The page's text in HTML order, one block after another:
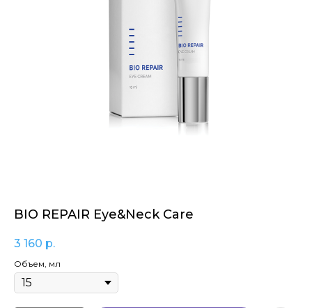
BIO REPAIR Eye&Neck Care
3 160 р.
Объем, мл